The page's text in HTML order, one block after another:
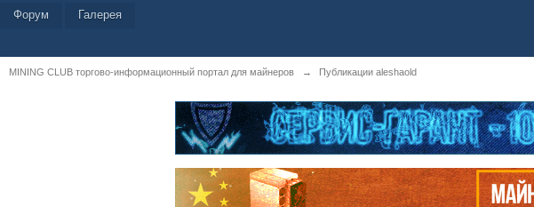
Форум Галерея
MINING CLUB торгово-информационный портал для майнеров → Публикации aleshaold